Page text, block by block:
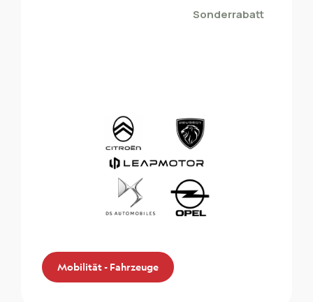
Mobilität - Fahrzeuge
Sonderrabatt